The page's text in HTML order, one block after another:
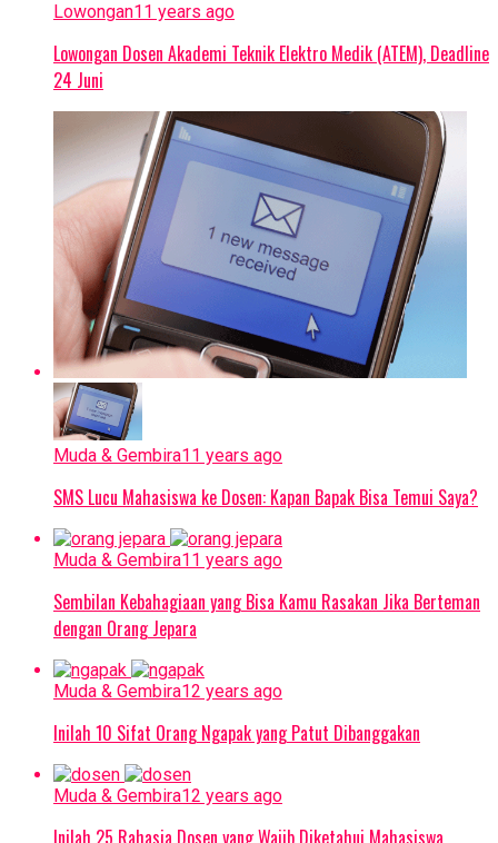
Lowongan11 years ago
Lowongan Dosen Akademi Teknik Elektro Medik (ATEM), Deadline
24 Juni
Muda & Gembira11 years ago
SMS Lucu Mahasiswa ke Dosen: Kapan Bapak Bisa Temui Saya?
Muda & Gembira11 years ago
Sembilan Kebahagiaan yang Bisa Kamu Rasakan Jika Berteman
dengan Orang Jepara
Muda & Gembira12 years ago
Inilah 10 Sifat Orang Ngapak yang Patut Dibanggakan
Muda & Gembira12 years ago
Inilah 25 Rahasia Dosen yang Wajib Diketahui Mahasiswa